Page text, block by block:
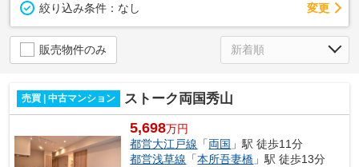
絞り込み条件： なし 変更
販売物件のみ
売買 | 中古マンション ストーク両国秀山
5,698万円
都営大江戸線 「両国 」駅 徒歩11分
都営浅草線 「本所吾妻橋 」駅 徒歩13分